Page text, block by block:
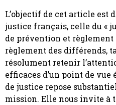
L’objectif de cet article est
justice français, celle du «
de prévention et règlement
règlement des différends,
résolument retenir
efficaces d’un point de
de justice repose
mission. Elle nous invite à